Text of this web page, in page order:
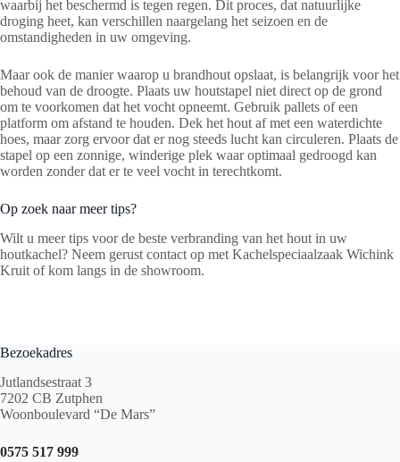
waarbij het beschermd is tegen regen. Dit proces, dat natuurlijke
droging heet, kan verschillen naargelang het seizoen en de
omstandigheden in uw omgeving.
Maar ook de manier waarop u brandhout opslaat, is belangrijk voor het
behoud van de droogte. Plaats uw houtstapel niet direct op de grond
om te voorkomen dat het vocht opneemt. Gebruik pallets of een
platform om afstand te houden. Dek het hout af met een waterdichte
hoes, maar zorg ervoor dat er nog steeds lucht kan circuleren. Plaats de
stapel op een zonnige, winderige plek waar optimaal gedroogd kan
worden zonder dat er te veel vocht in terechtkomt.
Op zoek naar meer tips?
Wilt u meer tips voor de beste verbranding van het hout in uw
houtkachel? Neem gerust contact op met Kachelspeciaalzaak Wichink
Kruit of kom langs in de showroom.
Bezoekadres
Jutlandsestraat 3
7202 CB Zutphen
Woonboulevard “De Mars”
0575 517 999